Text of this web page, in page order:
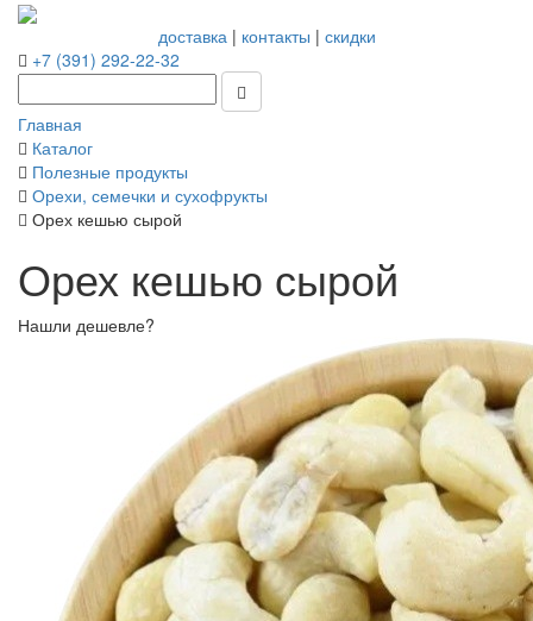
доставка| контакты | скидки
+7 (391) 292-22-32
Главная
Каталог
Полезные продукты
Орехи, семечки и сухофрукты
Орех кешью сырой
Орех кешью сырой
Нашли дешевле?